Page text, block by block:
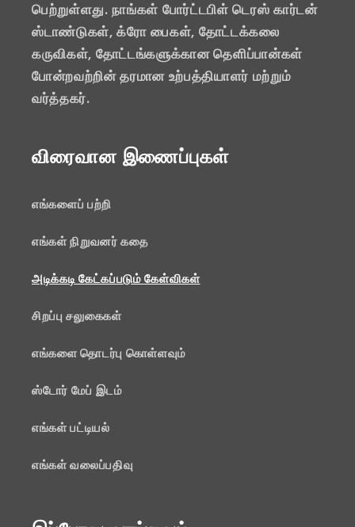
பெற்றுள்ளது. நாங்கள் போர்ட்டபிள் டெரஸ் கார்டன்
ஸ்டாண்டுகள், க்ரோ பைகள், தோட்டக்கலை
கருவிகள், தோட்டங்களுக்கான தெளிப்பான்கள்
போன்றவற்றின் தரமான உற்பத்தியாளர் மற்றும்
வர்த்தகர்.
விரைவான இணைப்புகள்
எங்களைப் பற்றி
எங்கள் நிறுவனர் கதை
அடிக்கடி கேட்கப்படும் கேள்விகள்
சிறப்பு சலுகைகள்
எங்களை தொடர்பு கொள்ளவும்
ஸ்டோர் மேப் இடம்
எங்கள் பட்டியல்
எங்கள் வலைப்பதிவு